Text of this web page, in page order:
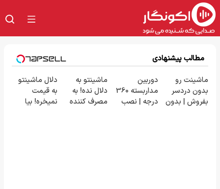
مطالب پیشنهادی
ماشینت رو
بدون دردسر
بفروش | بدون
دوربین
مداربسته 360
درجه | نصب
ماشینتو به
دلال نده! به
مصرف کننده
دلال ماشینتو
به قیمت
نمیخره! بیا